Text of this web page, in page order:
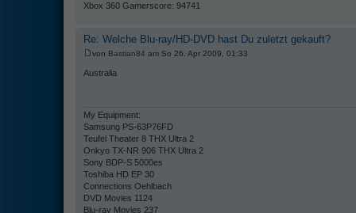
Xbox 360 Gamerscore: 94741
Re: Welche Blu-ray/HD-DVD hast Du zuletzt gekauft?
von Bastian84 am So 26. Apr 2009, 01:33
Australia
My Equipment:
Samsung PS-63P76FD
Teufel Theater 8 THX Ultra 2
Onkyo TX-NR 906 THX Ultra 2
Sony BDP-S 5000es
Toshiba HD EP 30
Connections Oehlbach
DVD Movies 1124
Blu-ray Movies 237